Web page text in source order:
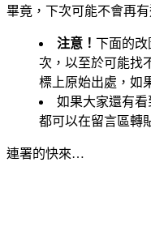
畢竟，下次可能不會再
注意！ 下面的改
次，以至於可能找
標上原始出處，如
如果大家還有看
都可以在留言區轉
連署的快來…